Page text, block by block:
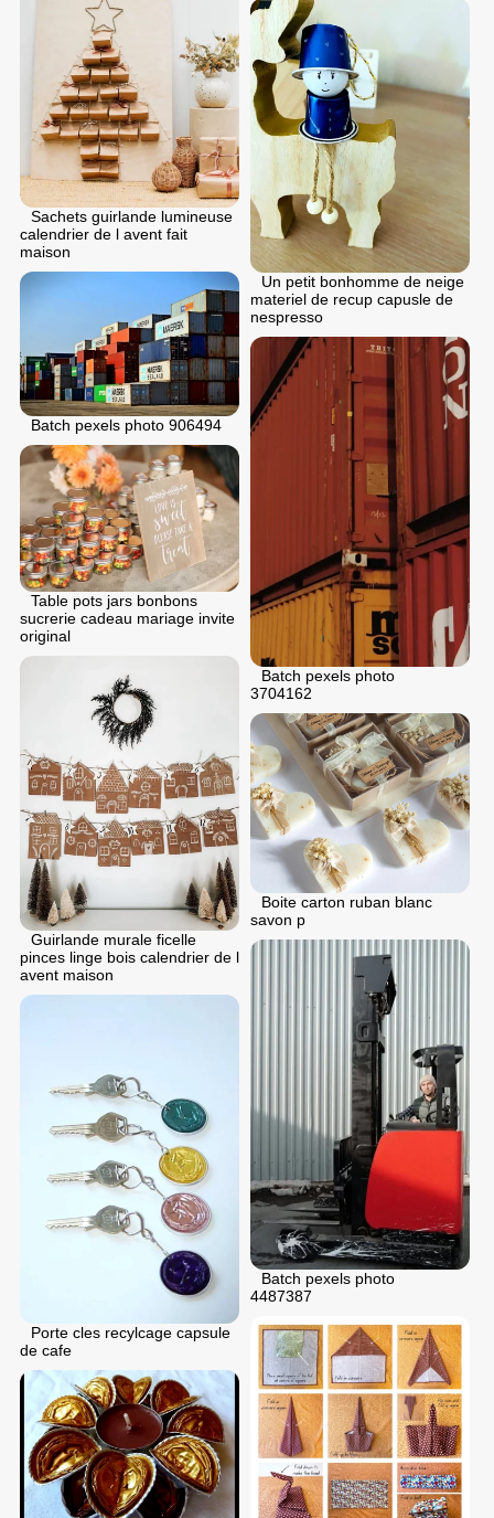
Sachets guirlande lumineuse
calendrier de l avent fait
maison
Un petit bonhomme de neige
materiel de recup capusle de
nespresso
Batch pexels photo 906494
Batch pexels photo
3704162
Table pots jars bonbons
sucrerie cadeau mariage invite
original
Guirlande murale ficelle
pinces linge bois calendrier de l
avent maison
Boite carton ruban blanc
savon p
Batch pexels photo
4487387
Porte cles recylcage capsule
de cafe